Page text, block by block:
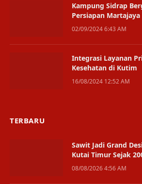
Kampung Sidrap
Persiapan Martajaya
02/09/2024 6:43 AM
Integrasi Layanan
Kesehatan di Kutim
16/08/2024 12:52 AM
TERBARU
Sawit Jadi Grand
Kutai Timur Sejak
08/08/2026 4:56 AM